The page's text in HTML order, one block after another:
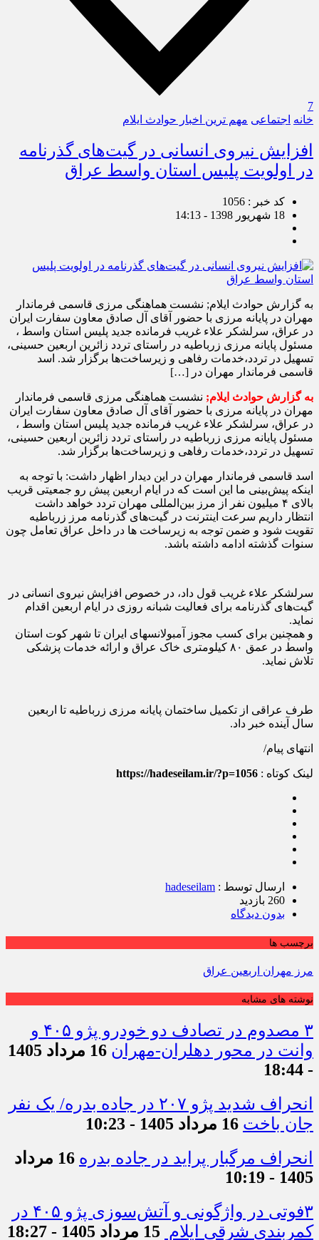
7
خانه اجتماعی مهم ترین اخبار حوادث ایلام
افزایش نیروی انسانی در گیت‌های گذرنامه
در اولویت پلیس استان واسط عراق
کد خبر : 1056
18 شهریور 1398 - 14:13
به گزارش حوادث ایلام; نشست هماهنگی مرزی قاسمی فرماندار
مهران در پایانه مرزی با حضور آقای آل صادق معاون سفارت ایران
در عراق، سرلشکر علاء غریب فرمانده جدید پلیس استان واسط ،
مسئول پایانه مرزی زرباطیه در راستای تردد زائرین اربعین حسینی،
تسهیل در تردد،خدما‌ت رفاهی و زیرساخت‌ها برگزار شد. اسد
قاسمی فرماندار مهران در […]
به گزارش حوادث ایلام; نشست هماهنگی مرزی قاسمی فرماندار
مهران در پایانه مرزی با حضور آقای آل صادق معاون سفارت ایران
در عراق، سرلشکر علاء غریب فرمانده جدید پلیس استان واسط ،
مسئول پایانه مرزی زرباطیه در راستای تردد زائرین اربعین حسینی،
تسهیل در تردد،خدما‌ت رفاهی و زیرساخت‌ها برگزار شد.
اسد قاسمی فرماندار مهران در این دیدار اظهار داشت: با توجه به
اینکه پیش‌بینی ما این است که در ایام اربعین پیش رو جمعیتی قریب
بالای ۴ میلیون نفر از مرز بین‌المللی مهران تردد خواهد داشت
انتظار داریم سرعت اینترنت در گیت‌های گذرنامه مرز زرباطیه
تقویت شود و ضمن توجه به زیرساخت ها در داخل عراق تعامل چون
سنوات گذشته ادامه داشته باشد.
سرلشکر علاء غریب قول داد، در خصوص افزایش نیروی انسانی در
گیت‌های گذرنامه برای فعالیت شبانه روزی در ایام اربعین اقدام
نماید.
و همچنین برای کسب مجوز آمبولانسهای ایران تا شهر کوت استان
واسط در عمق ۸۰ کیلومتری خاک عراق و ارائه خدمات پزشکی
تلاش نماید.
طرف عراقی از تکمیل ساختمان پایانه مرزی زرباطیه تا اربعین
سال آینده خبر داد.
انتهای پیام/
لینک کوتاه : https://hadeseilam.ir/?p=1056
ارسال توسط : hadeseilam
260 بازدید
بدون دیدگاه
برچسب ها
مرز مهران اربعین عراق
نوشته های مشابه
۳ مصدوم در تصادف دو خودرو پژو ۴۰۵ و
وانت در محور دهلران-مهران
16 مرداد 1405
- 18:44
انحراف شدید پژو ۲۰۷ در جاده بدره/ یک نفر
جان باخت 16 مرداد 1405 - 10:23
انحراف مرگبار پراید در جاده بدره
16 مرداد
1405 - 10:19
۳فوتی در واژگونی و آتش‌سوزی پژو ۴۰۵ در
کمربندی شرقی ایلام 15 مرداد 1405 - 18:27